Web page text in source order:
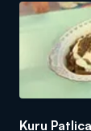
Kuru